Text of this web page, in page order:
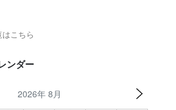
こちら
ンダー
2026年 8月